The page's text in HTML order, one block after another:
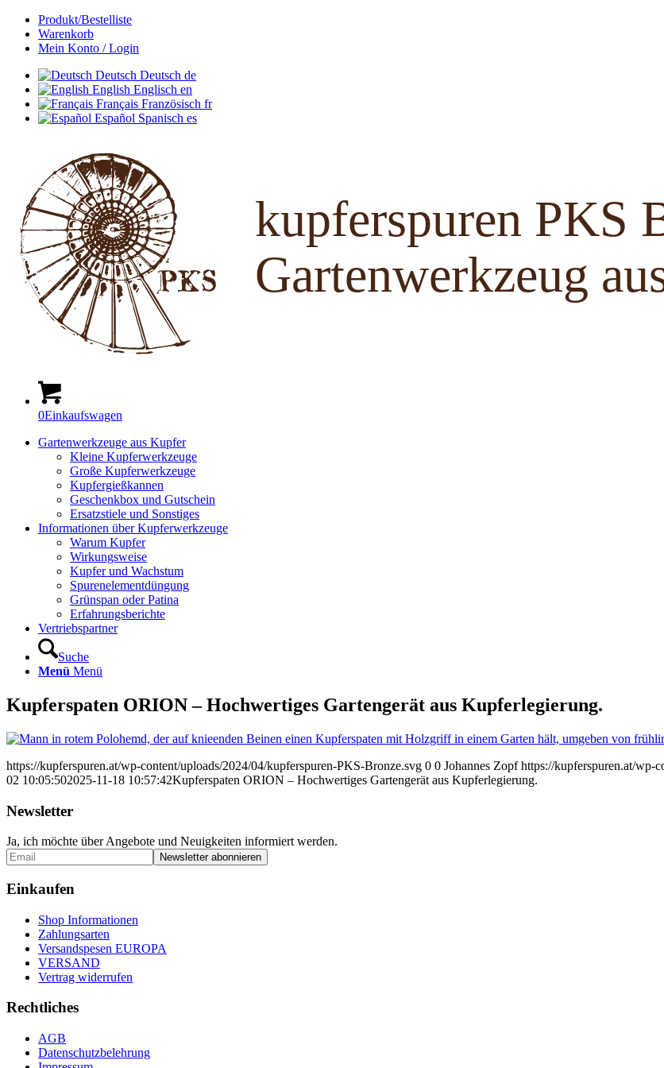
Produkt/Bestelliste
Warenkorb
Mein Konto / Login
Deutsch Deutsch de
English Englisch en
Français Französisch fr
Español Spanisch es
kupferspuren PKS
Gartenwerkzeug
0Einkaufswagen
Gartenwerkzeuge aus Kupfer
Kleine Kupferwerkzeuge
Große Kupferwerkzeuge
Kupfergießkannen
Geschenkbox und Gutschein
Ersatzstiele und Sonstiges
Informationen über Kupferwerkzeuge
Warum Kupfer
Wirkungsweise
Kupfer und Wachstum
Spurenelementdüngung
Grünspan oder Patina
Erfahrungsberichte
Vertriebspartner
Suche
Menü Menü
Kupferspaten ORION – Hochwertiges Gartengerät aus Kupferlegierung.
https://kupferspuren.at/wp-content/uploads/2024/04/kupferspuren-PKS-Bronze.svg 0 0 Johannes Zopf https://kupferspuren.at/wp-
02 10:05:502025-11-18 10:57:42Kupferspaten ORION – Hochwertiges Gartengerät aus Kupferlegierung.
Newsletter
Ja, ich möchte über Angebote und Neuigkeiten informiert werden.
Einkaufen
Shop Informationen
Zahlungsarten
Versandspesen EUROPA
VERSAND
Vertrag widerrufen
Rechtliches
AGB
Datenschutzbelehrung